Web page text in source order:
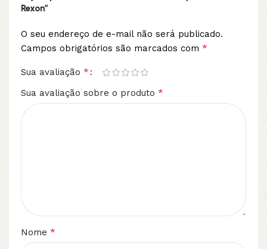
Rexon”
O seu endereço de e-mail não será publicado.
Campos obrigatórios são marcados com *
Sua avaliação *
Sua avaliação sobre o produto *
Nome *